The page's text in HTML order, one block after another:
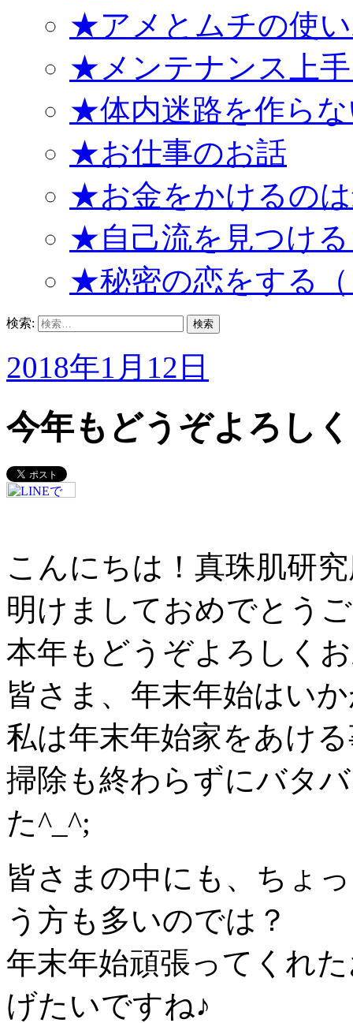
★アメとムチの使
★メンテナンス上
★体内迷路を作ら
★お仕事のお話
★お金をかけるの
★自己流を見つけ
★秘密の恋をする
検索:
2018年1月12日
今年もどうぞよろし
こんにちは！真珠肌研
明けましておめでとう
本年もどうぞよろしく
皆さま、年末年始はい
私は年末年始家をあけ
掃除も終わらずにバタ
た^_^;
皆さまの中にも、ちょ
う方も多いのでは？
年末年始頑張ってくれ
げたいですね♪